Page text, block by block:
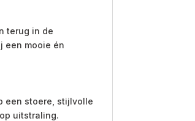
terug in de
een mooie én
een stoere, stijlvolle
uitstraling.